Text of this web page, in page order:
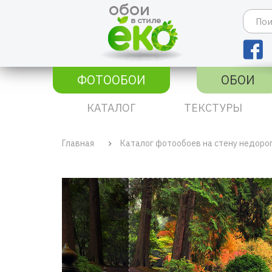
ФОТООБОИ
ОБОИ
КАТАЛОГ ТЕКСТУРЫ
Главная Каталог фотообоев на стену